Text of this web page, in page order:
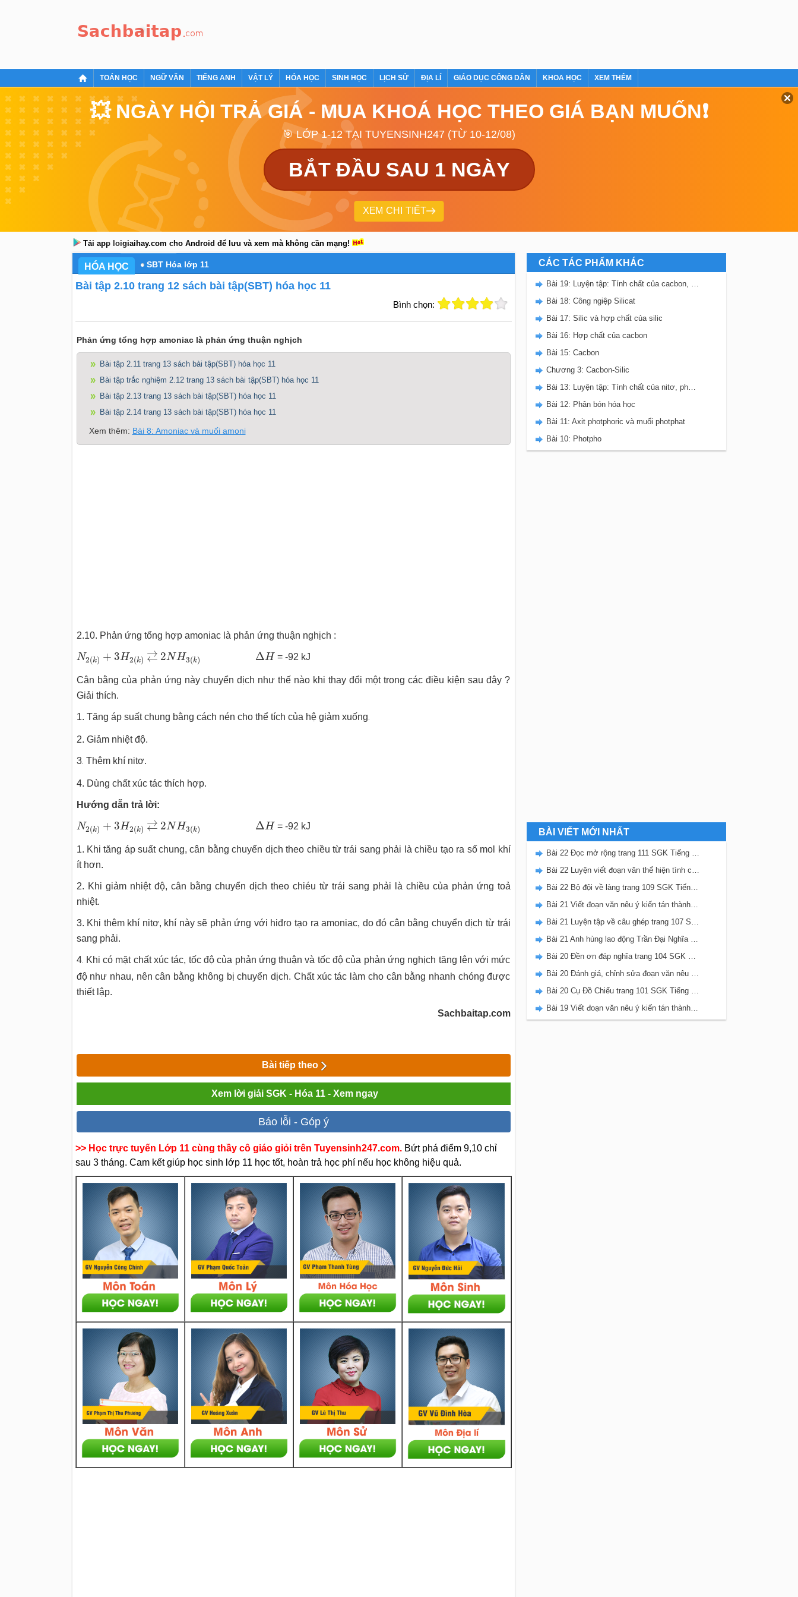
TOÁN HỌC NGỮ VĂN TIẾNG ANH VẬT LÝ HÓA HỌC SINH HỌC LỊCH SỬ ĐỊA LÍ GIÁO DỤC CÔNG DÂN KHOA HỌC XEM THÊM
💥 NGÀY HỘI TRẢ GIÁ - MUA KHOÁ HỌC THEO GIÁ BẠN MUỐN❗
🎯 LỚP 1-12 TẠI TUYENSINH247 (TỪ 10-12/08)
BẮT ĐẦU SAU 1 NGÀY
XEM CHI TIẾT
Tải app loigiaihay.com cho Android để lưu và xem mà không cần mạng!
HÓA HỌC SBT Hóa lớp 11
Bài tập 2.10 trang 12 sách bài tập(SBT) hóa học 11
Bình chọn:
Phản ứng tổng hợp amoniac là phản ứng thuận nghịch
Bài tập 2.11 trang 13 sách bài tập(SBT) hóa học 11
Bài tập trắc nghiệm 2.12 trang 13 sách bài tập(SBT) hóa học 11
Bài tập 2.13 trang 13 sách bài tập(SBT) hóa học 11
Bài tập 2.14 trang 13 sách bài tập(SBT) hóa học 11
Xem thêm: Bài 8: Amoniac và muối amoni
2.10. Phản ứng tổng hợp amoniac là phản ứng thuận nghịch :
N2(k) + 3H2(k)
→
← 2NH3(k)
N2 3H2 ←\vboxt N H3 )
Δ
Δ H
H = -92 kJ
Cân bằng của phản ứng này chuyển dịch như thế nào khi thay đổi một trong các điều kiện sau đây ?
Giải thích.
1. Tăng áp suất chung bằng cách nén cho thể tích của hệ giảm xuống.
2. Giảm nhiệt độ.
3. Thêm khí nitơ.
4. Dùng chất xúc tác thích hợp.
Hướng dẫn trả lời:
N2(k) + 3H2(k)
→
← 2NH3(k)
N2 3H2 ←\vboxt N H3 )
Δ
Δ H
H = -92 kJ
1. Khi tăng áp suất chung, cân bằng chuyển dịch theo chiều từ trái sang phải là chiều tạo ra số mol khí
ít hơn.
2. Khi giảm nhiệt độ, cân bằng chuyển dịch theo chiéu từ trái sang phải là chiều của phản ứng toả
nhiệt.
3. Khi thêm khí nitơ, khí này sẽ phản ứng với hiđro tạo ra amoniac, do đó cân bằng chuyển dịch từ trái
sang phải.
4.
Khi có mặt chất xúc tác, tốc độ của phản ứng thuận và tốc độ của phản ứng nghịch tăng lên với mức
độ như nhau, nên cân bằng không bị chuyển dịch. Chất xúc tác làm cho cân bằng nhanh chóng được
thiết lập.
Sachbaitap.com
Bài tiếp theo
Xem lời giải SGK - Hóa 11 - Xem ngay
Báo lỗi - Góp ý
>> Học trực tuyến Lớp 11 cùng thầy cô giáo giỏi trên Tuyensinh247.com. Bứt phá điểm 9,10 chỉ
sau 3 tháng. Cam kết giúp học sinh lớp 11 học tốt, hoàn trả học phí nếu học không hiệu quả.
CÁC TÁC PHẨM KHÁC
Bài 19: Luyện tập: Tính chất của cacbon, silic và các hợp chất của chúng
Bài 18: Công ngiệp Silicat
Bài 17: Silic và hợp chất của silic
Bài 16: Hợp chất của cacbon
Bài 15: Cacbon
Chương 3: Cacbon-Silic
Bài 13: Luyện tập: Tính chất của nitơ, photpho và các hợp chất của chúng
Bài 12: Phân bón hóa học
Bài 11: Axit photphoric và muối photphat
Bài 10: Photpho
BÀI VIẾT MỚI NHẤT
Bài 22 Đọc mở rộng trang 111 SGK Tiếng Việt 5 Kết nối tri thức tập 2
Bài 22 Luyện viết đoạn văn thể hiện tình cảm, cảm xúc về một sự việc trang 111 SGK Tiếng Việt 5 Kết nối tri thức tập 2
Bài 22 Bộ đội về làng trang 109 SGK Tiếng Việt 5 Kết nối tri thức tập 2
Bài 21 Viết đoạn văn nêu ý kiến tán thành một sự việc, hiện tượng (Bài viết số 2) trang 108 SGK Tiếng Việt 5 Kết nối tri thức tập 2
Bài 21 Luyện tập về câu ghép trang 107 SGK Tiếng Việt 5 Kết nối tri thức tập 2
Bài 21 Anh hùng lao động Trần Đại Nghĩa trang 106 SGK Tiếng Việt 5 Kết nối tri thức tập 2
Bài 20 Đền ơn đáp nghĩa trang 104 SGK Tiếng Việt 5 Kết nối tri thức tập 2
Bài 20 Đánh giá, chỉnh sửa đoạn văn nêu ý kiến tán thành một sự vật, hiện tượng trang 103 SGK Tiếng Việt 5 Kết nối tri thức tập 2
Bài 20 Cụ Đồ Chiểu trang 101 SGK Tiếng Việt 5 Kết nối tri thức tập 2
Bài 19 Viết đoạn văn nêu ý kiến tán thành một sự việc, hiện tượng (Bài viết số 1) trang 100 SGK Tiếng Việt 5 Kết nối tri thức tập 2